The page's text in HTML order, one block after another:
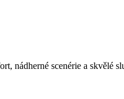
nádherné scenérie a skvělé